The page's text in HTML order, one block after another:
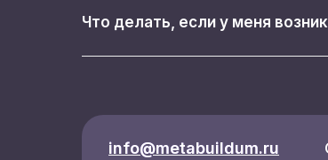
Что делать, если у меня
info@metabuildum.ru
info@metabuildum.ru